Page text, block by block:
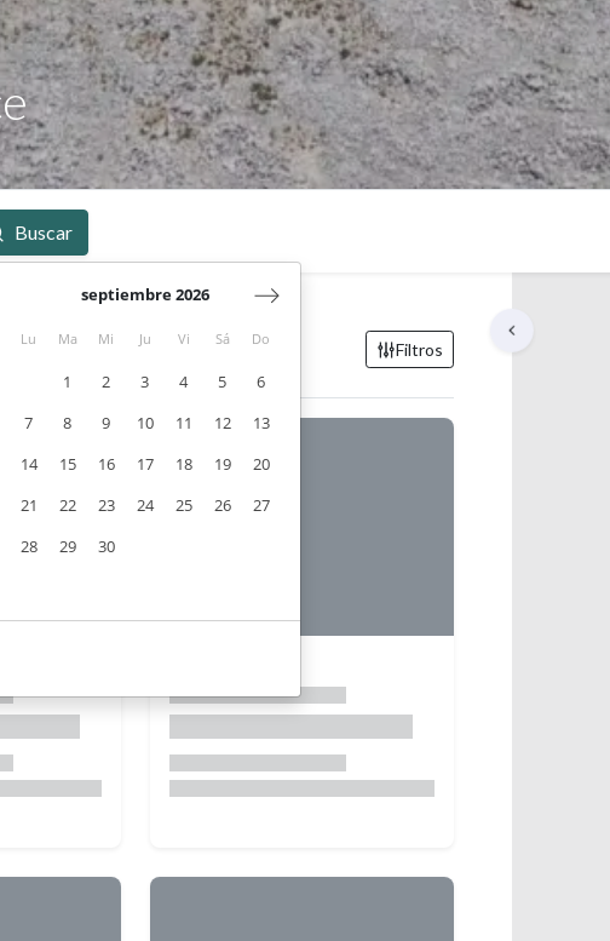
septiembre 2026
Lu Ma Mi Ju Vi Sá Do
1 2 3 4 5
6
7
8 9 10 11 12
13
14
15 16 17 18 19
20
21
22 23 24 25 26
27
28
29 30
Buscar
Filtros